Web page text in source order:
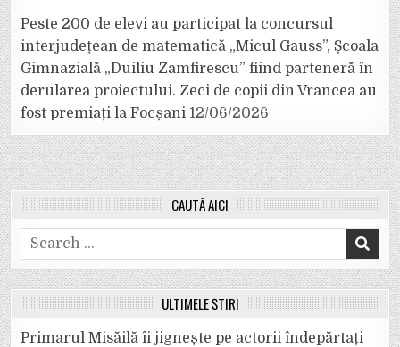
Peste 200 de elevi au participat la concursul
interjudețean de matematică „Micul Gauss”, Școala
Gimnazială „Duiliu Zamfirescu” fiind parteneră în
derularea proiectului. Zeci de copii din Vrancea au
fost premiați la Focșani 12/06/2026
CAUTĂ AICI
Search
for:
ULTIMELE ȘTIRI
Primarul Misăilă îi jignește pe actorii îndepărtați